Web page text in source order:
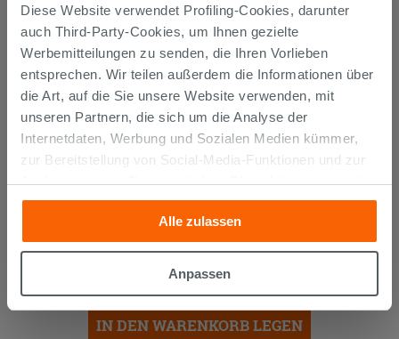
Diese Website verwendet Profiling-Cookies, darunter
auch Third-Party-Cookies, um Ihnen gezielte
Werbemitteilungen zu senden, die Ihren Vorlieben
entsprechen. Wir teilen außerdem die Informationen über
die Art, auf die Sie unsere Website verwenden, mit
unseren Partnern, die sich um die Analyse der
Internetdaten, Werbung und Sozialen Medien kümmer,
zur Bereitstellung von Social-Media-Funktionen und zur
Analyse unseres Datenverkehrs. Diese könnten sie mit
anderen Informationen, die Sie ihnen geliefert haben oder
die sie aufgrund Ihrer Verwendung ihrer Dienste
gesammelt haben, kombinieren. Falls Sie mehr wissen
möchten oder Ihre Zustimmung zu allen oder einigen
Zustimmung kann durch Klicken auf die Schaltfläche
„Cookies akzeptieren“ gegeben werden. Wenn Sie auf
Alle zulassen
Anpassen
PLATZSPARENDUNTER
WASCHTISCH AUS POLYPROPYLEN
WEISS
IN DEN WARENKORB LEGEN